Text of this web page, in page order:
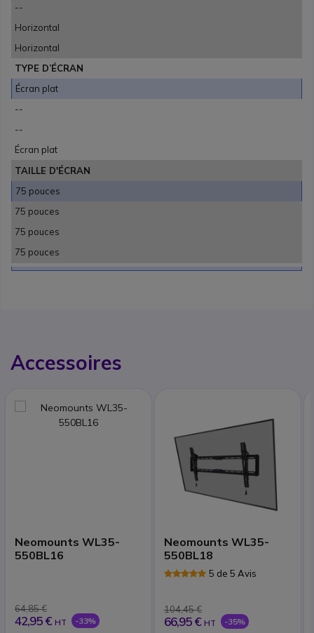
--
Horizontal
Horizontal
TYPE D’ÉCRAN
Écran plat
--
--
Écran plat
TAILLE D'ÉCRAN
75 pouces
75 pouces
75 pouces
75 pouces
Accessoires
Neomounts WL35-
550BL16
64,85 €
42,95 € HT -33%
Neomounts WL35-
550BL18
5 de 5 Avis
104,45 €
66,95 € HT -35%